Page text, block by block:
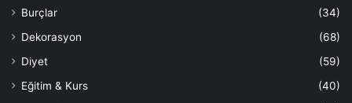
Burçlar
(34)
Dekorasyon
(68)
Diyet
(59)
Eğitim & Kurs
(40)